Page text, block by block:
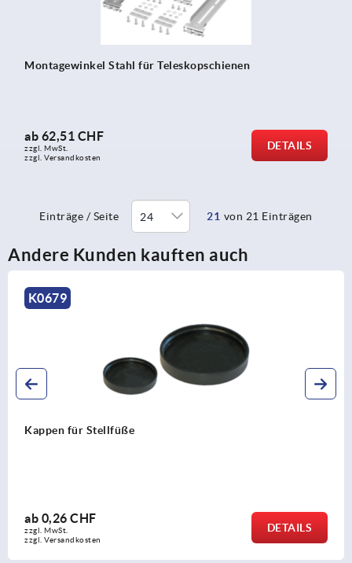
Montagewinkel Stahl für Teleskopschienen
ab 62,51 CHF
zzgl. MwSt.
zzgl. Versandkosten
DETAILS
Einträge / Seite 21 von 21 Einträgen
Andere Kunden kauften auch
K2032
Gewindestopfen Kunststoff für Rundrohre
ab 0,75 CHF
zzgl. MwSt.
zzgl. Versandkosten
DETAILS